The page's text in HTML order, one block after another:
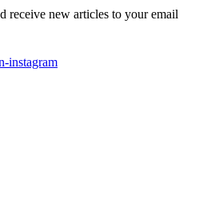
receive new articles to your email
instagram